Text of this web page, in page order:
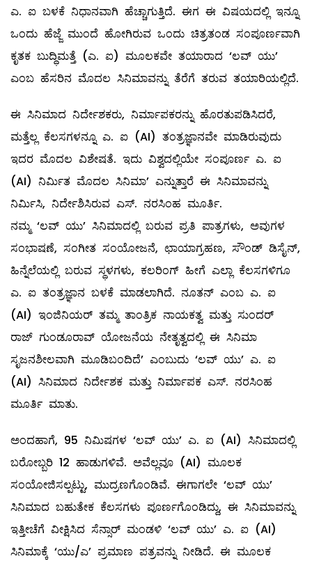
ಎ. ಐ ಬಳಕೆ ನಿಧಾನವಾಗಿ ಹೆಚ್ಚಾಗುತ್ತಿದೆ. ಈಗ ಈ ವಿಷಯದಲ್ಲಿ ಇನ್ನೂ
ಒಂದು ಹೆಜ್ಜೆ ಮುಂದೆ ಹೋಗಿರುವ ಒಂದು ಚಿತ್ರತಂಡ ಸಂಪೂರ್ಣವಾಗಿ
ಕೃತಕ ಬುದ್ಧಿಮತ್ತೆ (ಎ. ಐ) ಮೂಲಕವೇ ತಯಾರಾದ ‘ಲವ್ ಯು’
ಎಂಬ ಹೆಸರಿನ ಮೊದಲ ಸಿನಿಮಾವನ್ನು ತೆರೆಗೆ ತರುವ ತಯಾರಿಯಲ್ಲಿದೆ.
ಈ ಸಿನಿಮಾದ ನಿರ್ದೇಶಕರು, ನಿರ್ಮಾಪಕರನ್ನು ಹೊರತುಪಡಿಸಿದರೆ,
ಮತ್ತೆಲ್ಲ ಕೆಲಸಗಳನ್ನೂ ಎ. ಐ (AI) ತಂತ್ರಜ್ಞಾನವೇ ಮಾಡಿರುವುದು
ಇದರ ಮೊದಲ ವಿಶೇಷತೆ. ಇದು ವಿಶ್ವದಲ್ಲಿಯೇ ಸಂಪೂರ್ಣ ಎ. ಐ
(AI) ನಿರ್ಮಿತ ಮೊದಲ ಸಿನಿಮಾ’ ಎನ್ನುತ್ತಾರೆ ಈ ಸಿನಿಮಾವನ್ನು
ನಿರ್ಮಿಸಿ, ನಿರ್ದೇಶಿಸಿರುವ ಎಸ್. ನರಸಿಂಹ ಮೂರ್ತಿ.
ನಮ್ಮ ‘ಲವ್ ಯು’ ಸಿನಿಮಾದಲ್ಲಿ ಬರುವ ಪ್ರತಿ ಪಾತ್ರಗಳು, ಅವುಗಳ
ಸಂಭಾಷಣೆ, ಸಂಗೀತ ಸಂಯೋಜನೆ, ಛಾಯಾಗ್ರಹಣ, ಸೌಂಡ್ ಡಿಸೈನ್,
ಹಿನ್ನೆಲೆಯಲ್ಲಿ ಬರುವ ಸ್ಥಳಗಳು, ಕಲರಿಂಗ್ ಹೀಗೆ ಎಲ್ಲಾ ಕೆಲಸಗಳಿಗೂ
ಎ. ಐ ತಂತ್ರಜ್ಞಾನ ಬಳಕೆ ಮಾಡಲಾಗಿದೆ. ನೂತನ್ ಎಂಬ ಎ. ಐ
(AI) ಇಂಜಿನಿಯರ್ ತಮ್ಮ ತಾಂತ್ರಿಕ ನಾಯಕತ್ವ ಮತ್ತು ಸುಂದರ್
ರಾಜ್ ಗುಂಡೂರಾವ್ ಯೋಜನೆಯ ನೇತೃತ್ವದಲ್ಲಿ ಈ ಸಿನಿಮಾ
ಸೃಜನಶೀಲವಾಗಿ ಮೂಡಿಬಂದಿದೆ’ ಎಂಬುದು ‘ಲವ್ ಯು’ ಎ. ಐ
(AI) ಸಿನಿಮಾದ ನಿರ್ದೇಶಕ ಮತ್ತು ನಿರ್ಮಾಪಕ ಎಸ್. ನರಸಿಂಹ
ಮೂರ್ತಿ ಮಾತು.
ಅಂದಹಾಗೆ, 95 ನಿಮಿಷಗಳ ‘ಲವ್ ಯು’ ಎ. ಐ (AI) ಸಿನಿಮಾದಲ್ಲಿ
ಬರೋಬ್ಬರಿ 12 ಹಾಡುಗಳಿವೆ. ಅವೆಲ್ಲವೂ (AI) ಮೂಲಕ
ಸಂಯೋಜಿಸಲ್ಪಟ್ಟು, ಮುದ್ರಣಗೊಂಡಿವೆ. ಈಗಾಗಲೇ ‘ಲವ್ ಯು’
ಸಿನಿಮಾದ ಬಹುತೇಕ ಕೆಲಸಗಳು ಪೂರ್ಣಗೊಂಡಿದ್ದು, ಈ ಸಿನಿಮಾವನ್ನು
ಇತ್ತೀಚೆಗೆ ವೀಕ್ಷಿಸಿದ ಸೆನ್ಸಾರ್ ಮಂಡಳಿ ‘ಲವ್ ಯು’ ಎ. ಐ (AI)
ಸಿನಿಮಾಕ್ಕೆ ‘ಯು/ಎ’ ಪ್ರಮಾಣ ಪತ್ರವನ್ನು ನೀಡಿದೆ. ಈ ಮೂಲಕ